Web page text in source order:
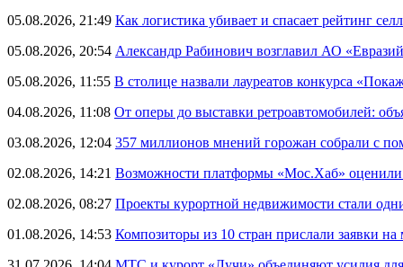
05.08.2026, 21:49 Как логистика убивает и спасает рейтинг
05.08.2026, 20:54 Александр Рабинович возглавил АО
05.08.2026, 11:55 В столице назвали лауреатов конкурса
04.08.2026, 11:08 От оперы до выставки ретроавтомобилей:
03.08.2026, 12:04 357 миллионов мнений горожан собрали с
02.08.2026, 14:21 Возможности платформы «Мос.Хаб» оценили
02.08.2026, 08:27 Проекты курортной недвижимости стали
01.08.2026, 14:53 Композиторы из 10 стран прислали заявки